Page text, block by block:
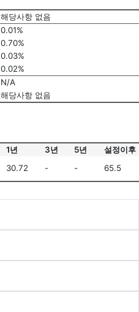
해당사항 없음
0.01%
0.70%
0.03%
0.02%
N/A
해당사항 없음
1년 3년 5년
설정이후
30.72 - - 65.5